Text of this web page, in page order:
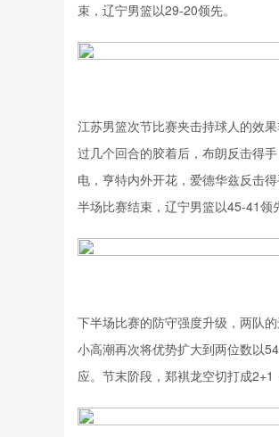
束，辽宁男篮以29-20领先。
江苏男篮次节比赛夹击持球人的效
过几个回合的胶着后，布朗反击得
电，亨特内外开花，爱德华兹反击
半场比赛结束，辽宁男篮以45-41领
下半场比赛的防守强度升级，两队
小高潮再次将优势扩大到两位数以
应。节末阶段，郑褀龙空切打成